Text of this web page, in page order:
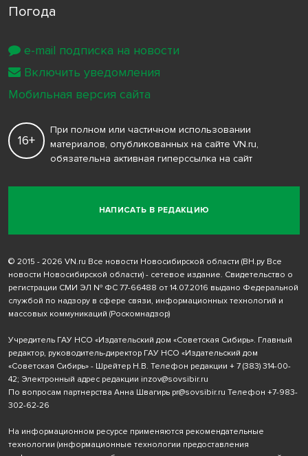
Погода
НАПИСАТЬ В РЕДАКЦИЮ
16+
При полном или частичном использовании
материалов, опубликованных на сайте VN.ru,
обязательна активная гиперссылка на сайт
© 2015 - 2026 VN.ru Все новости Новосибирской области (ВН.ру Все
новости Новосибирской области) - сетевое издание. Свидетельство о
регистрации СМИ ЭЛ № ФС 77-66488 от 14.07.2016 выдано Федеральной
службой по надзору в сфере связи, информационных технологий и
массовых коммуникаций (Роскомнадзор)
Учредитель ГАУ НСО «Издательский дом «Советская Сибирь». Главный
редактор, руководитель-директор ГАУ НСО «Издательский дом
«Советская Сибирь» - Шрейтер Н.В. Телефон редакции + 7 (383) 314-00-
42; Электронный адрес редакции inzov@sovsibir.ru
По вопросам партнерства Анна Швагирь pr@sovsibir.ru Телефон +7-983-
302-62-26
На информационном ресурсе применяются рекомендательные
технологии (информационные технологии предоставления
e-mail подписка на новости
Включить уведомления
Мобильная версия сайта